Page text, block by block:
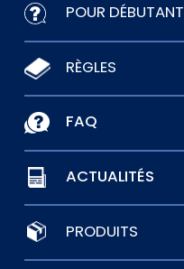
POUR DÉBUTANT
RÈGLES
FAQ
ACTUALITÉS
PRODUITS